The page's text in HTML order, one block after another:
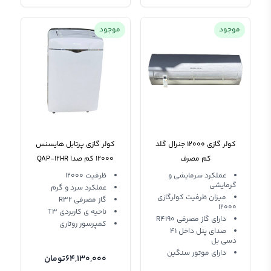
موجود
کولر گازی 12000 جنرال گلد
کم مصرف
AOGA12R12RNWA R410a
عملکرد سرمایشی و
گرمایشی
میزان ظرفیت کولرگازی
12000
دارای گاز مصرفی R4190
صدای پنل داخل 41
دسی بل
دارای موتور سنگین
موجود
کولر گازی پرتابل هایسنس
12000 کم صدا QAP-12HR
2022 ظرفیت 12000
عملکرد سرد و گرم
گاز مصرفی R32
ناحیه ی کاربردی T3
کمپرسور روتاری
64,130,000تومان